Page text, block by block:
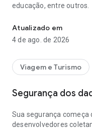
educação, entre outros.
Atualizado em
4 de ago. de 2026
Viagem e Turismo
Segurança dos
Sua segurança começa
desenvolvedores